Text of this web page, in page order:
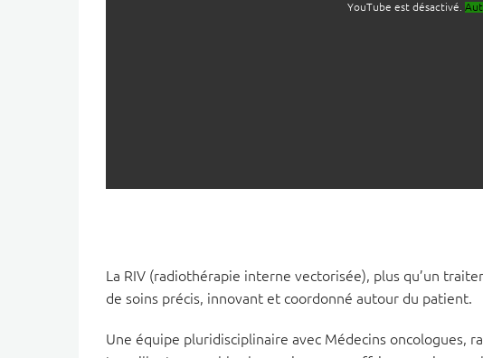
YouTube est désactivé.
La RIV (radiothérapie interne vectorisée), plus qu’un
de soins précis, innovant et coordonné autour du patient.
Une équipe pluridisciplinaire avec Médecins oncologues,